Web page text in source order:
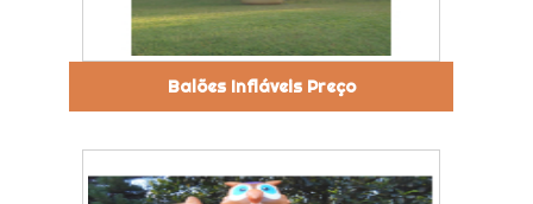
Balões Infláveis Preço